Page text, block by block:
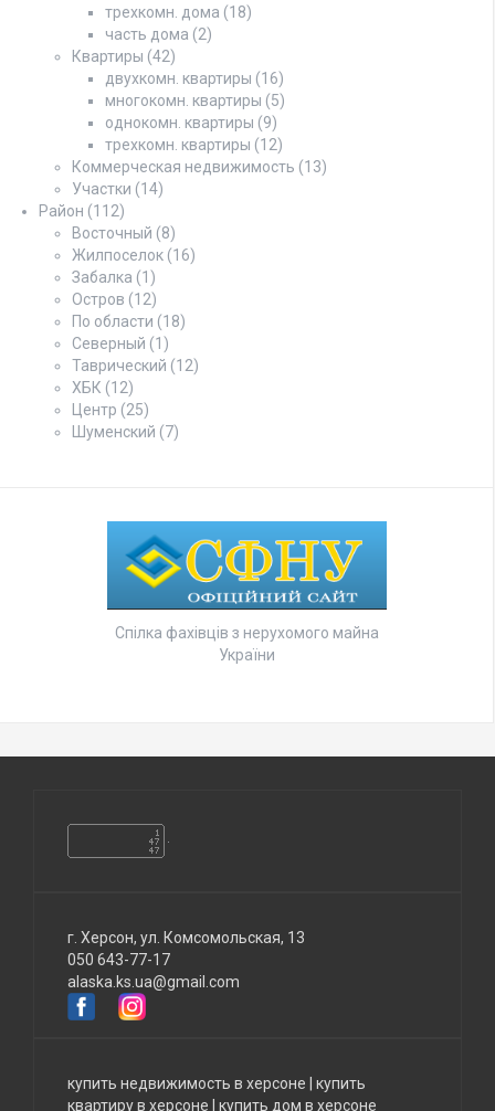
трехкомн. дома (18)
часть дома (2)
Квартиры (42)
двухкомн. квартиры (16)
многокомн. квартиры (5)
однокомн. квартиры (9)
трехкомн. квартиры (12)
Коммерческая недвижимость (13)
Участки (14)
Район (112)
Восточный (8)
Жилпоселок (16)
Забалка (1)
Остров (12)
По области (18)
Северный (1)
Таврический (12)
ХБК (12)
Центр (25)
Шуменский (7)
Спілка фахівців з нерухомого майна
України
г. Херсон, ул. Комсомольская, 13
050 643-77-17
alaska.ks.ua@gmail.com
купить недвижимость в херсоне
купить
квартиру в херсоне
купить дом в херсоне